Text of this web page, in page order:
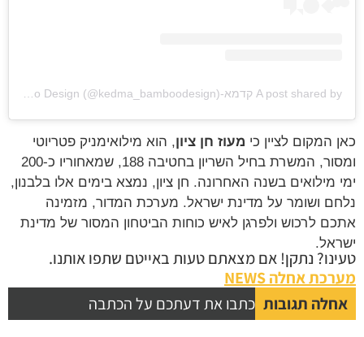
A post shared by קדמא-Bamboo Design (@kedma_bamboodesign)
כאן המקום לציין כי מעוז חן ציון, הוא מילואימניק פטריוטי
ומסור, המשרת בחיל השריון בחטיבה 188, שמאחוריו כ-200
ימי מילואים בשנה האחרונה. חן ציון, נמצא בימים אלו בלבנון,
נלחם ושומר על מדינת ישראל. מערכת המדור, מזמינה
אתכם לרכוש ולפרגן לאיש כוחות הביטחון המסור של מדינת
ישראל.
טעינו? נתקן! אם מצאתם טעות באייטם שתפו אותנו.
מערכת אחלה NEWS
אחלה תגובות כתבו את דעתכם על הכתבה